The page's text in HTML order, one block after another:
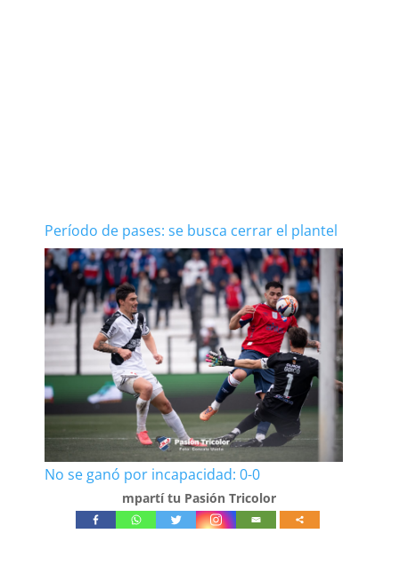
Período de pases: se busca cerrar el plantel
No se ganó por incapacidad: 0-0
mpartí tu Pasión Tricolor